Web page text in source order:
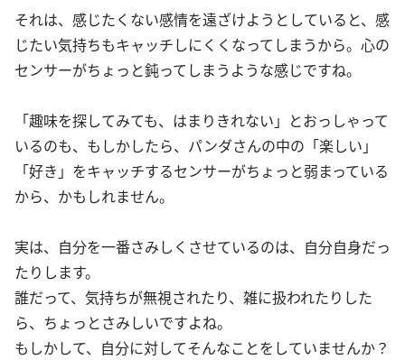
それは、感じたくない感情を遠ざけようとしていると、感
じたい気持ちもキャッチしにくくなってしまうから。心の
センサーがちょっと鈍ってしまうような感じですね。
「趣味を探してみても、はまりきれない」とおっしゃって
いるのも、もしかしたら、パンダさんの中の「楽しい」
「好き」をキャッチするセンサーがちょっと弱まっている
から、かもしれません。
実は、自分を一番さみしくさせているのは、自分自身だっ
たりします。
誰だって、気持ちが無視されたり、雑に扱われたりした
ら、ちょっとさみしいですよね。
もしかして、自分に対してそんなことをしていませんか？